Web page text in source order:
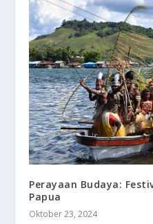
Perayaan Budaya:
Papua
Oktober 23, 2024